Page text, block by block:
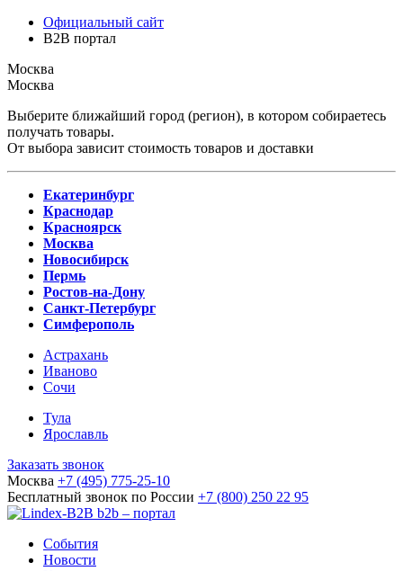
Официальный сайт
B2B портал
Москва
Москва
Выберите ближайший город (регион), в котором собираетесь
получать товары.
От выбора зависит стоимость товаров и доставки
Екатеринбург
Краснодар
Красноярск
Москва
Новосибирск
Пермь
Ростов-на-Дону
Санкт-Петербург
Симферополь
Астрахань
Иваново
Сочи
Тула
Ярославль
Заказать звонок
Москва +7 (495) 775-25-10
Бесплатный звонок по России +7 (800) 250 22 95
b2b – портал
События
Новости